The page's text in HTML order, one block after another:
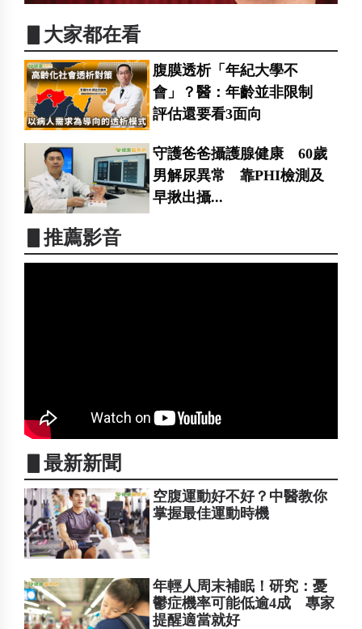
▋大家都在看
腹膜透析「年紀大學不
會」？醫：年齡並非限制
評估還要看3面向
守護爸爸攝護腺健康 60歲
男解尿異常 靠PHI檢測及
早揪出攝...
▋推薦影音
▋最新新聞
空腹運動好不好？中醫教你
掌握最佳運動時機
年輕人周末補眠！研究：憂
鬱症機率可能低逾4成 專家
提醒適當就好